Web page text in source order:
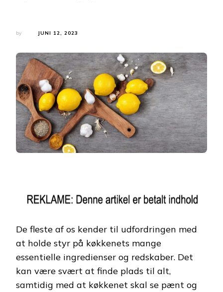
by JUNI 12, 2023
De fleste af os kender til udfordringen med
at holde styr på køkkenets mange
essentielle ingredienser og redskaber. Det
kan være svært at finde plads til alt,
samtidig med at køkkenet skal se pænt og